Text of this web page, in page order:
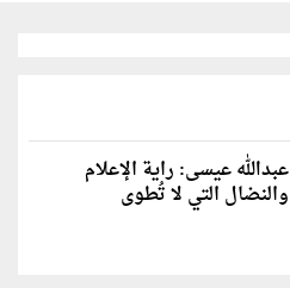
عبدالله عيسى: راية الإعلام
والنضال التي لا تُطوى